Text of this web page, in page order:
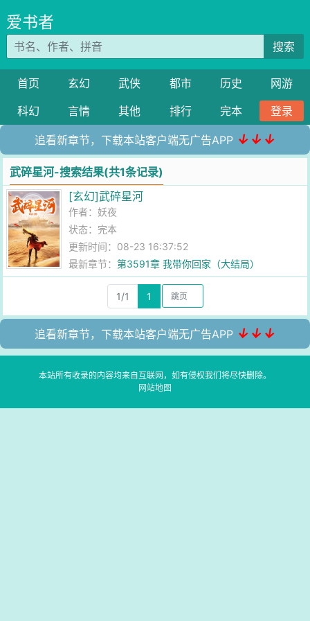
爱书者
搜索
首页 玄幻 武侠 都市 历史
网游
科幻
言情 其他 排行 完本 登录
追看新章节，下载本站客户端无广告APP ↓↓↓
武碎星河-搜索结果(共1条记录)
[玄幻]武碎星河
作者：妖夜
状态：完本
更新时间：08-23 16:37:52
最新章节：第3591章 我带你回家（大结局）
1/1 1
追看新章节，下载本站客户端无广告APP ↓↓↓
本站所有收录的内容均来自互联网，如有侵权我们将尽快删除。
网站地图